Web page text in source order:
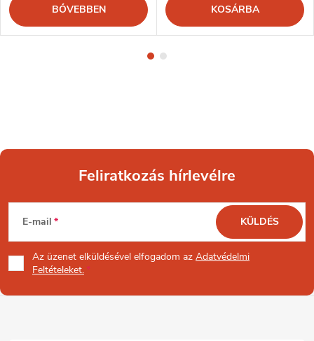
BŐVEBBEN KOSÁRBA
L
á
b
Feliratkozás hírlevélre
E-mail
Az üzenet elküldésével elfogadom az Adatvédelmi
Feltételeket.
KÜLDÉS